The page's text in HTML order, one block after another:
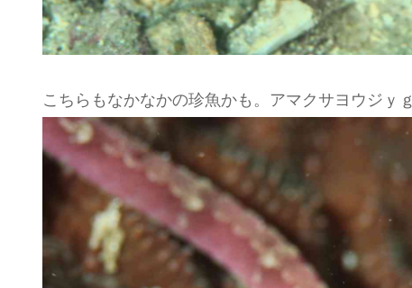
こちらもなかなかの珍魚かも。アマクサヨウジｙｇ